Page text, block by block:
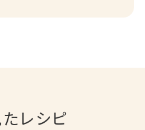
レシピ